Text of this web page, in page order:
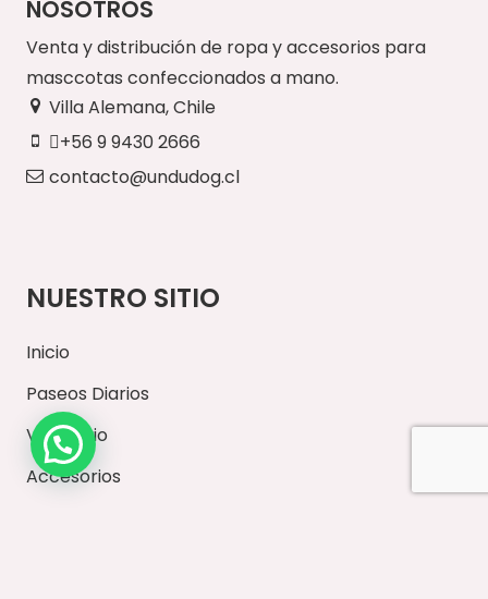
NOSOTROS
Venta y distribución de ropa y accesorios para
masccotas confeccionados a mano.
Villa Alemana, Chile
+56 9 9430 2666
contacto@undudog.cl
NUESTRO SITIO
Inicio
Paseos Diarios
Vestuario
Accesorios